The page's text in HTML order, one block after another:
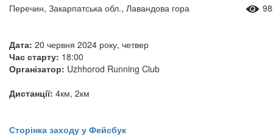
Перечин, Закарпатська обл., Лавандова гора
Дата: 20 червня 2024 року, четвер
Час старту: 18:00
Організатор: Uzhhorod Running Club
Дистанції: 4км, 2км
Сторінка заходу у Фейсбук